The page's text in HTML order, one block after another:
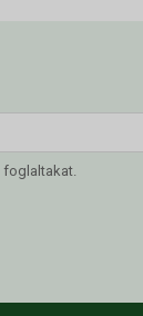
foglaltakat.